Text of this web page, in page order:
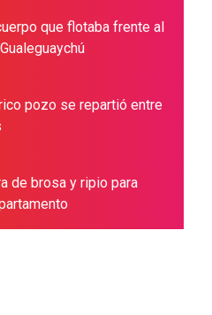
que flotaba frente al
pozo se repartió entre
de brosa y ripio para